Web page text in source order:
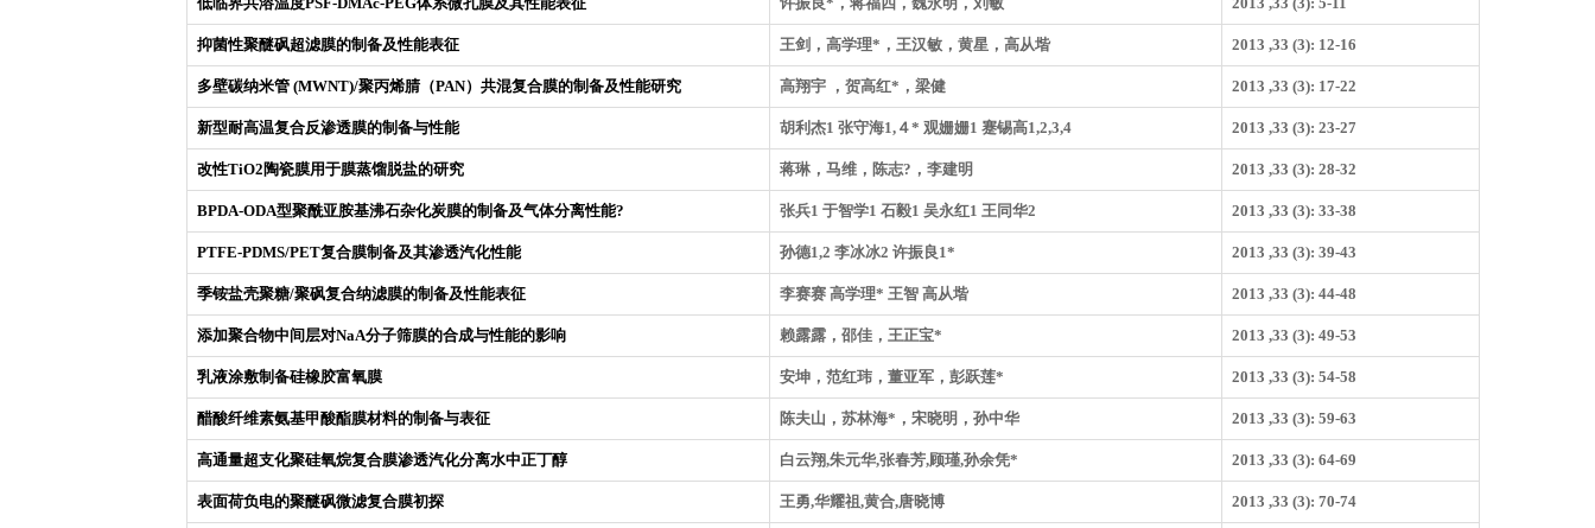
抑菌性聚醚砜超滤膜的制备及性能表征 王剑，高学理*，王汉敏，黄星，高从堦 2013 ,33 (3): 12-16
多壁碳纳米管 (MWNT)/聚丙烯腈（PAN）共混复合膜的制备及性能研究 高翔宇 ，贺高红*，梁健 2013 ,33 (3): 17-22
新型耐高温复合反渗透膜的制备与性能 胡利杰1 张守海1,４* 观姗姗1 蹇锡高1,2,3,4 2013 ,33 (3): 23-27
改性TiO2陶瓷膜用于膜蒸馏脱盐的研究 蒋琳，马维，陈志?，李建明 2013 ,33 (3): 28-32
BPDA-ODA型聚酰亚胺基沸石杂化炭膜的制备及气体分离性能? 张兵1 于智学1 石毅1 吴永红1 王同华2 2013 ,33 (3): 33-38
PTFE-PDMS/PET复合膜制备及其渗透汽化性能 孙德1,2 李冰冰2 许振良1* 2013 ,33 (3): 39-43
季铵盐壳聚糖/聚砜复合纳滤膜的制备及性能表征 李赛赛 高学理* 王智 高从堦 2013 ,33 (3): 44-48
添加聚合物中间层对NaA分子筛膜的合成与性能的影响 赖露露，邵佳，王正宝* 2013 ,33 (3): 49-53
乳液涂敷制备硅橡胶富氧膜 安坤，范红玮，董亚军，彭跃莲* 2013 ,33 (3): 54-58
醋酸纤维素氨基甲酸酯膜材料的制备与表征 陈夫山，苏林海*，宋晓明，孙中华 2013 ,33 (3): 59-63
高通量超支化聚硅氧烷复合膜渗透汽化分离水中正丁醇 白云翔,朱元华,张春芳,顾瑾,孙余凭* 2013 ,33 (3): 64-69
表面荷负电的聚醚砜微滤复合膜初探 王勇,华耀祖,黄合,唐晓博 2013 ,33 (3): 70-74